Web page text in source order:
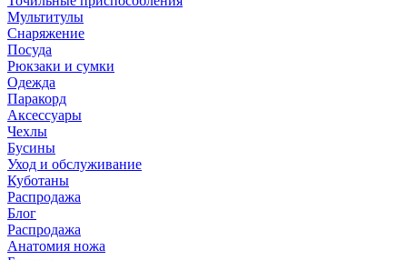
Мультитулы
Снаряжение
Посуда
Рюкзаки и сумки
Одежда
Паракорд
Аксессуары
Чехлы
Бусины
Уход и обслуживание
Куботаны
Распродажа
Блог
Распродажа
Анатомия ножа